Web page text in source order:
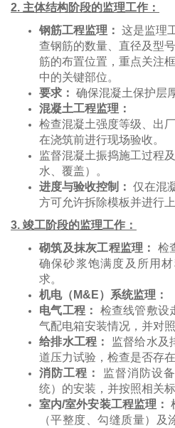
2. 主体结构阶段的监理工作：
钢筋工程监理： 这是监理
查钢筋的数量、直径及型
筋的布置位置，重点关注
中的关键部位。
要求： 确保混凝土保护层
混凝土工程监理：
检查混凝土强度等级、出
在浇筑前进行现场验收。
监督混凝土振捣施工过程
水、覆盖）。
进度与验收控制： 仅在混
方可允许拆除模板并进行
3. 竣工阶段的监理工作：
砌筑及抹灰工程监理：
检
确保砂浆饱满度及所用
求。
机电（M&E）系统监理：
电气工程：
检查线管敷设
气配电箱安装情况，并对
给排水工程：
监督给水及
道压力试验，检查是否存在
消防工程：
监督消防设
统）的安装，并按照相关
室内/室外安装工程监理：
（平整度、勾缝质量）